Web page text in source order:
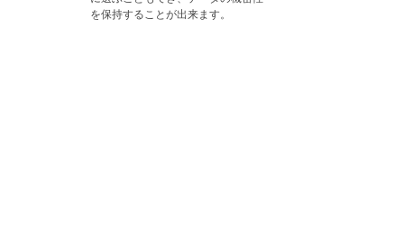
を保持することが出来ます。